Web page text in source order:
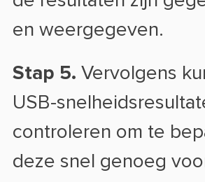
en weergegeven.
Stap 5. Vervolgens
USB-
controleren om te
deze snel genoeg